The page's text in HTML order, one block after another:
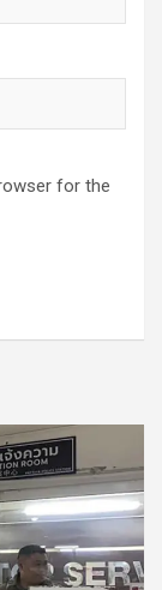
for the